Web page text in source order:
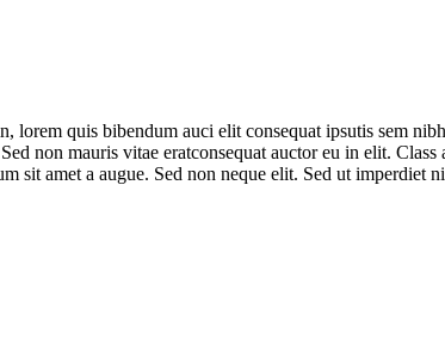
quis bibendum auci elit consequat ipsutis sem
non mauris vitae eratconsequat auctor eu in elit.
sit amet a augue. Sed non neque elit. Sed ut imperdiet